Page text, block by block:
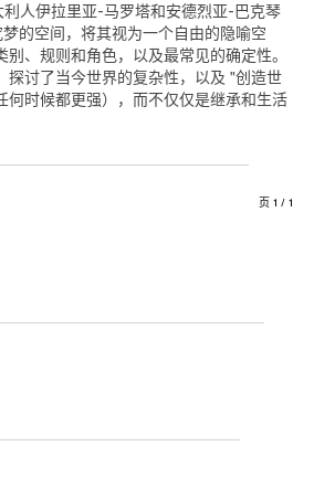
人伊拉里亚-马罗塔和安德烈亚-巴克琴
的空间，将其视为一个自由的隐喻空
、规则和角色，以及最常见的确定性。
探讨了当今世界的复杂性，以及 "创造世
何时候都更强），而不仅仅是继承和生活
页 1 / 1